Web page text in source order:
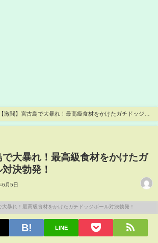
【激闘】宮古島で大暴れ！最高級食材をかけたガチドッジボ
で大暴れ！最高級食材をかけたガ
決勃発！
6月5日
LINE